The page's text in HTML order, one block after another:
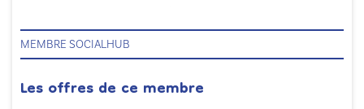
MEMBRE SOCIALHUB
Les offres de ce membre